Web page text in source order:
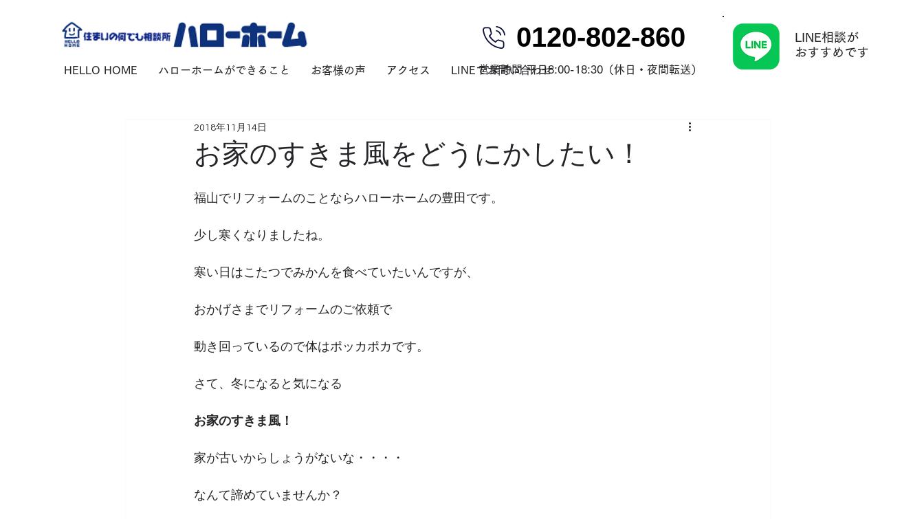
HELLO HOME ハローホームができること お客様の声 アクセス LINEでお問い合わせ
0120-802-860
営業時間 平日8:00-18:30（休日・夜間転送）
LINE相談が
​おすすめです
お家のすきま風をどうにかしたい！
2018年11月14日
福山でリフォームのことならハローホームの豊田です。
少し寒くなりましたね。
寒い日はこたつでみかんを食べていたいんですが、
おかげさまでリフォームのご依頼で
動き回っているので体はポッカポカです。
さて、冬になると気になる
お家のすきま風！
家が古いからしょうがないな・・・・
なんて諦めていませんか？